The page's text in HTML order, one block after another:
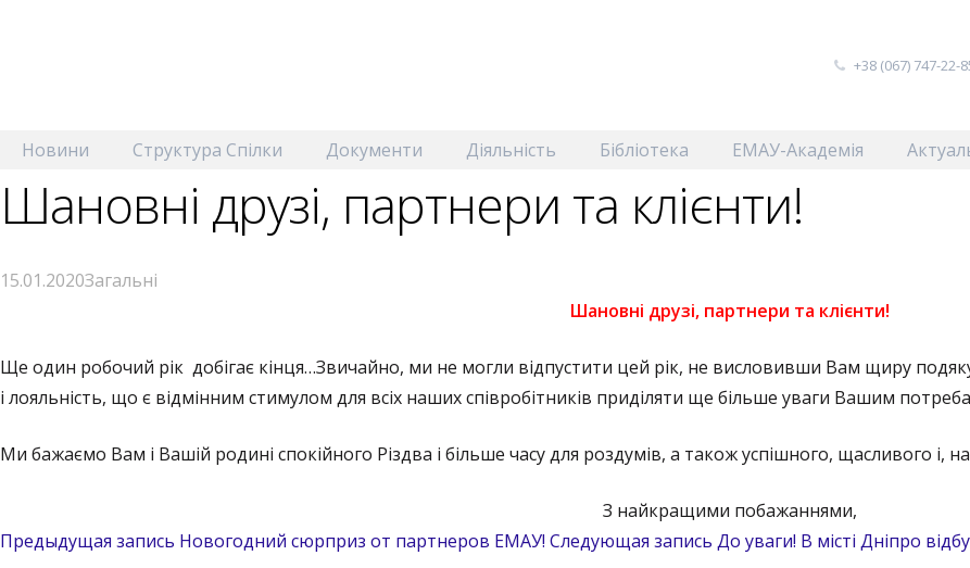
+38 (067) 747-22-
Новини Структура Спілки Документи Діяльність Бібліотека ЕМАУ-Академія
Шановні друзі, партнери та клієнти!
15.01.2020Загальні
Шановні друзі, партнери та клієнти!
Ще один робочий рік добігає кінця…Звичайно, ми не могли відпустити цей рік, не висловивши Вам щиру
і лояльність, що є відмінним стимулом для всіх наших співробітників приділяти ще більше уваги Вашим
Ми бажаємо Вам і Вашій родині спокійного Різдва і більше часу для роздумів, а також успішного, щасливого і,
З найкращими побажаннями,
Предыдущая запись Новогодний сюрприз от партнеров ЕМАУ! Следующая запись До уваги! В місті Дніпро